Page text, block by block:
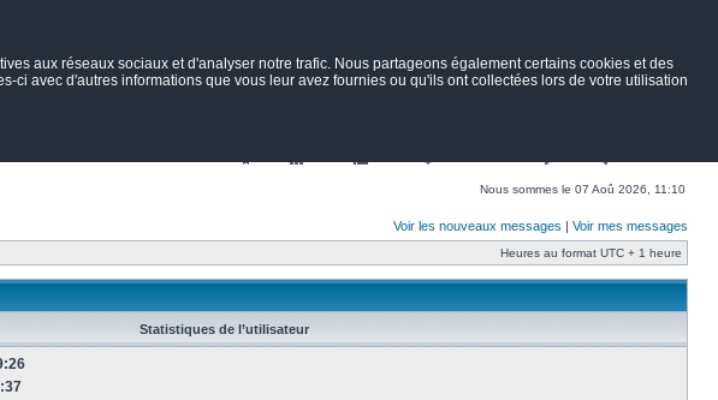
aux réseaux sociaux et d'analyser notre trafic. Nous partageons également certains cookies et des
avec d'autres informations que vous leur avez fournies ou qu'ils ont collectées lors de votre utilisation
Nous sommes le 07 Aoû 2026, 11:10
Voir les nouveaux messages | Voir mes messages
Heures au format UTC + 1 heure
Statistiques de l’utilisateur